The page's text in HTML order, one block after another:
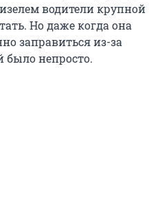
водители крупной
Но даже когда она
заправиться из-за
было непросто.